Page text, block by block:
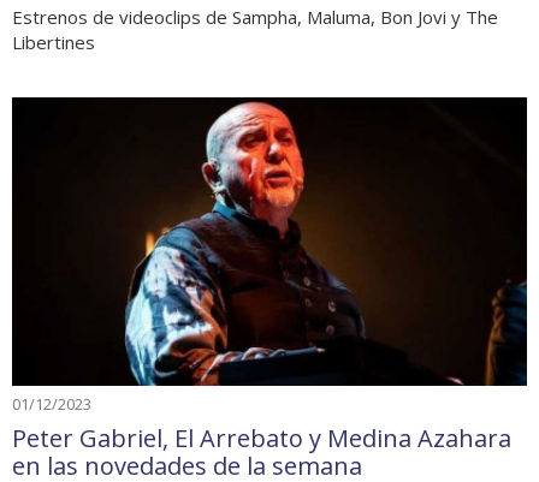
Estrenos de videoclips de Sampha, Maluma, Bon Jovi y The
Libertines
01/12/2023
Peter Gabriel, El Arrebato y Medina Azahara
en las novedades de la semana